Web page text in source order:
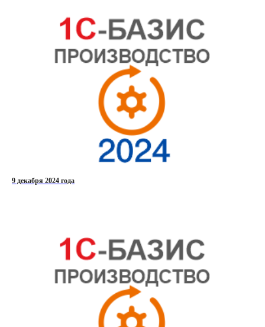
9 декабря 2024 года